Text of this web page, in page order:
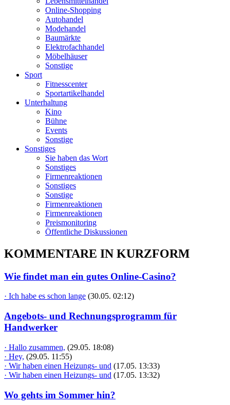
Online-Shopping
Autohandel
Modehandel
Baumärkte
Elektrofachhandel
Möbelhäuser
Sonstige
Sport
Fitnesscenter
Sportartikelhandel
Unterhaltung
Kino
Bühne
Events
Sonstige
Sonstiges
Sie haben das Wort
Sonstiges
Firmenreaktionen
Sonstiges
Sonstige
Firmenreaktionen
Firmenreaktionen
Preismonitoring
Öffentliche Diskussionen
KOMMENTARE IN KURZFORM
Wie findet man ein gutes Online-Casino?
· Ich habe es schon lange (30.05. 02:12)
Angebots- und Rechnungsprogramm für
Handwerker
· Hallo zusammen, (29.05. 18:08)
· Hey, (29.05. 11:55)
· Wir haben einen Heizungs- und (17.05. 13:33)
· Wir haben einen Heizungs- und (17.05. 13:32)
Wo gehts im Sommer hin?